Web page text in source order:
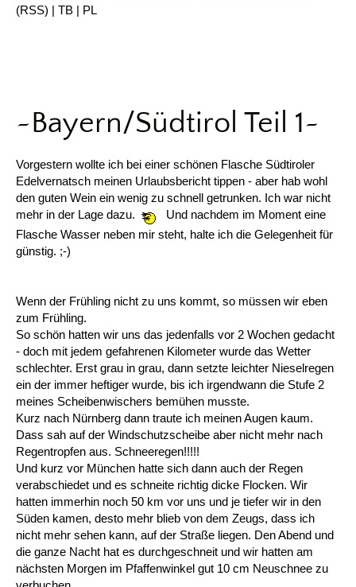
(RSS) | TB | PL
~Bayern/Südtirol Teil 1~
Vorgestern wollte ich bei einer schönen Flasche Südtiroler
Edelvernatsch meinen Urlaubsbericht tippen - aber hab wohl
den guten Wein ein wenig zu schnell getrunken. Ich war nicht
mehr in der Lage dazu.
Und nachdem im Moment eine
Flasche Wasser neben mir steht, halte ich die Gelegenheit für
günstig. ;-)
Wenn der Frühling nicht zu uns kommt, so müssen wir eben
zum Frühling.
So schön hatten wir uns das jedenfalls vor 2 Wochen gedacht
- doch mit jedem gefahrenen Kilometer wurde das Wetter
schlechter. Erst grau in grau, dann setzte leichter Nieselregen
ein der immer heftiger wurde, bis ich irgendwann die Stufe 2
meines Scheibenwischers bemühen musste.
Kurz nach Nürnberg dann traute ich meinen Augen kaum.
Dass sah auf der Windschutzscheibe aber nicht mehr nach
Regentropfen aus. Schneeregen!!!!!
Und kurz vor München hatte sich dann auch der Regen
verabschiedet und es schneite richtig dicke Flocken. Wir
hatten immerhin noch 50 km vor uns und je tiefer wir in den
Süden kamen, desto mehr blieb von dem Zeugs, dass ich
nicht mehr sehen kann, auf der Straße liegen. Den Abend und
die ganze Nacht hat es durchgeschneit und wir hatten am
nächsten Morgen im Pfaffenwinkel gut 10 cm Neuschnee zu